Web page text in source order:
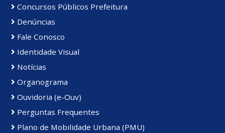
Concursos Públicos Prefeitura
Denúncias
Fale Conosco
Identidade Visual
Notícias
Organograma
Ouvidoria (e-Ouv)
Perguntas Frequentes
Plano de Mobilidade Urbana (PMU)